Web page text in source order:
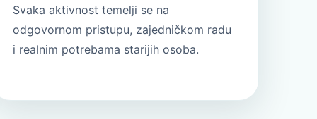
Svaka aktivnost temelji se na
odgovornom pristupu, zajedničkom radu
i realnim potrebama starijih osoba.